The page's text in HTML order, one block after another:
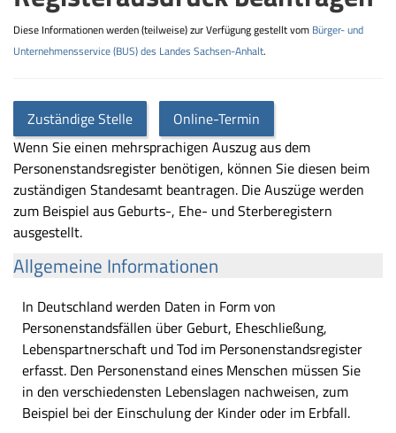
Diese Informationen werden (teilweise) zur Verfügung gestellt vom Bürger- und
Unternehmensservice (BUS) des Landes Sachsen-Anhalt.
Zuständige Stelle
Online-Termin
Wenn Sie einen mehrsprachigen Auszug aus dem
Personenstandsregister benötigen, können Sie diesen beim
zuständigen Standesamt beantragen. Die Auszüge werden
zum Beispiel aus Geburts-, Ehe- und Sterberegistern
ausgestellt.
Allgemeine Informationen
In Deutschland werden Daten in Form von
Personenstandsfällen über Geburt, Eheschließung,
Lebenspartnerschaft und Tod im Personenstandsregister
erfasst. Den Personenstand eines Menschen müssen Sie
in den verschiedensten Lebenslagen nachweisen, zum
Beispiel bei der Einschulung der Kinder oder im Erbfall.